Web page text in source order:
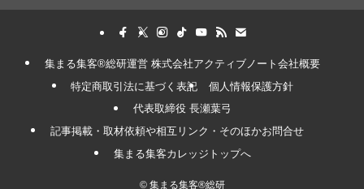
集まる集客®︎総研運営 株式会社アクティブノート会社概要
特定商取引法に基づく表記
個人情報保護方針
代表取締役 長瀬葉弓
記事掲載・取材依頼や相互リンク・そのほかお問合せ
集まる集客カレッジトップへ
©集まる集客®︎総研